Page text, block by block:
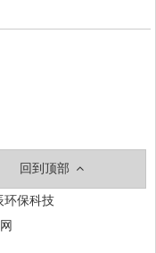
回到顶部
环保科技